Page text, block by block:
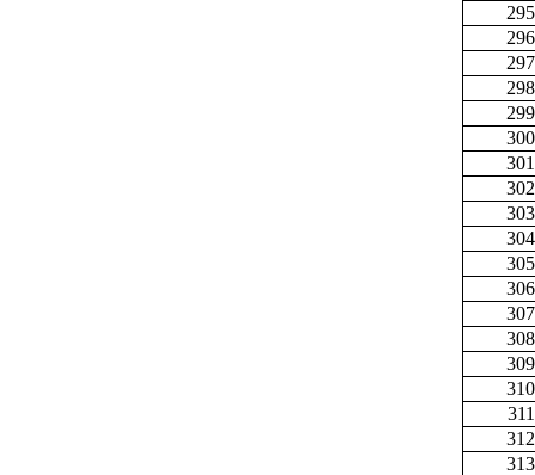
295
296
297
298
299
300
301
302
303
304
305
306
307
308
309
310
311
312
313